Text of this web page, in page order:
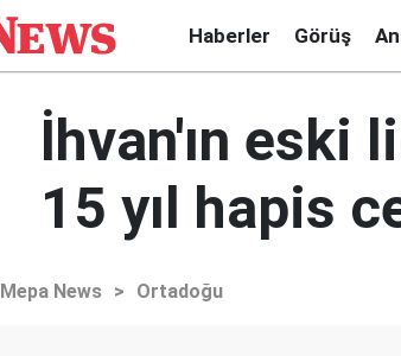
Haberler Görüş
İhvan'ın eski
15 yıl hapis
Mepa News > Ortadoğu